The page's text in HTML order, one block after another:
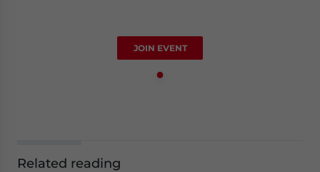
JOIN EVENT
Related reading